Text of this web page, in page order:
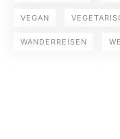
VEGAN
WANDERREISEN